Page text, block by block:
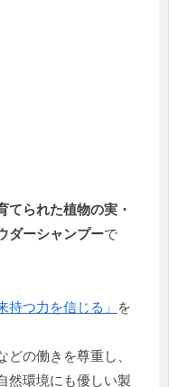
てられた植物の実・
ダーシャンプーで
持つ力を信じる」
を
の働きを尊重し、
然環境にも優しい製